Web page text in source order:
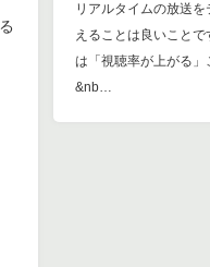
リアルタイムの放送
えることは良いこと
は「視聴率が上がる」
&nb…